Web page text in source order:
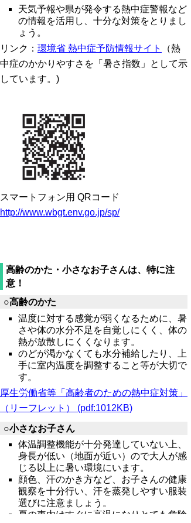
天気予報や県が発令する熱中症警報など
の情報を活用し、十分な対策をとりまし
ょう。
リンク： 環境省 熱中症予防情報サイト
（熱
中症のかかりやすさを「暑さ指数」として示
しています。)
スマートフォン用 QRコード
http://www.wbgt.env.go.jp/sp/
高齢のかた・小さなお子さんは、特に注
意！
○高齢のかた
温度に対する感覚が弱くなるために、暑
さや体の水分不足を自覚しにくく、体の
熱が放散しにくくなります。
のどが渇かなくても水分補給したり、上
手に室内温度を調整すること等が大切で
す。
厚生労働省等「高齢者のための熱中症対策」
（リーフレット） (pdf:1012KB)
○小さなお子さん
体温調整機能が十分発達していない上、
身長が低い（地面が近い）ので大人が感
じる以上に暑い環境にいます。
顔色、汗のかき方など、お子さんの健康
観察を十分行い、汗を蒸発しやすい服装
選びに注意ましょう。
夏の車内はすぐに高温になりとても危険